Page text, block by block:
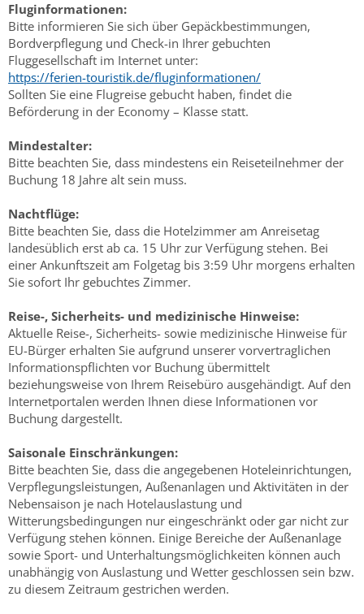
Fluginformationen:
Bitte informieren Sie sich über Gepäckbestimmungen,
Bordverpflegung und Check-in Ihrer gebuchten
Fluggesellschaft im Internet unter:
https://ferien-touristik.de/fluginformationen/
Sollten Sie eine Flugreise gebucht haben, findet die
Beförderung in der Economy – Klasse statt.
Mindestalter:
Bitte beachten Sie, dass mindestens ein Reiseteilnehmer der
Buchung 18 Jahre alt sein muss.
Nachtflüge:
Bitte beachten Sie, dass die Hotelzimmer am Anreisetag
landesüblich erst ab ca. 15 Uhr zur Verfügung stehen. Bei
einer Ankunftszeit am Folgetag bis 3:59 Uhr morgens erhalten
Sie sofort Ihr gebuchtes Zimmer.
Reise-, Sicherheits- und medizinische Hinweise:
Aktuelle Reise-, Sicherheits- sowie medizinische Hinweise für
EU-Bürger erhalten Sie aufgrund unserer vorvertraglichen
Informationspflichten vor Buchung übermittelt
beziehungsweise von Ihrem Reisebüro ausgehändigt. Auf den
Internetportalen werden Ihnen diese Informationen vor
Buchung dargestellt.
Saisonale Einschränkungen:
Bitte beachten Sie, dass die angegebenen Hoteleinrichtungen,
Verpflegungsleistungen, Außenanlagen und Aktivitäten in der
Nebensaison je nach Hotelauslastung und
Witterungsbedingungen nur eingeschränkt oder gar nicht zur
Verfügung stehen können. Einige Bereiche der Außenanlage
sowie Sport- und Unterhaltungsmöglichkeiten können auch
unabhängig von Auslastung und Wetter geschlossen sein bzw.
zu diesem Zeitraum gestrichen werden.